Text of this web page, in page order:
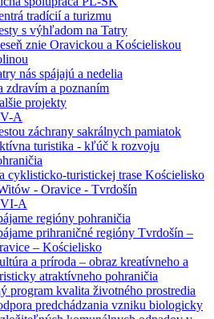
tradícií a turizmu
s výhľadom na Tatry
znie Oravickou a Kościeliskou
nás spájajú a nedelia
zdravím a poznaním
projekty
A
záchrany sakrálnych pamiatok
turistika - kľúč k rozvoju
cyklisticko-turistickej trase Kościelisko
- Oravice - Tvrdošín
A
regióny pohraničia
prihraničné regióny Tvrdošín –
– Kościelisko
a príroda – obraz kreatívneho a
atraktívneho pohraničia
program kvalita životného prostredia
predchádzania vzniku biologicky